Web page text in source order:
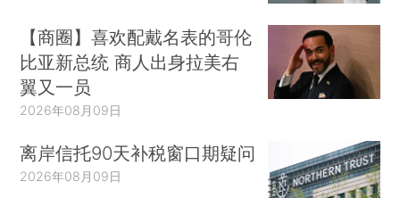
【商圈】喜欢配戴名表的哥伦
比亚新总统 商人出身拉美右
翼又一员
2026年08月09日
离岸信托90天补税窗口期疑问
2026年08月09日